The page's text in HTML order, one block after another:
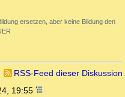
ersetzen, aber keine Bildung den
RSS-Feed dieser Diskussion
19:55